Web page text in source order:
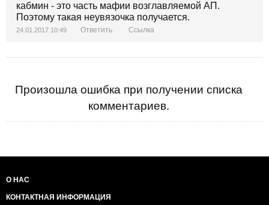
кабмин - это часть мафии возглавляемой АП.
Поэтому такая неувязочка получается.
24.01.2017 10:49 Ответить Ссылка
Произошла ошибка при получении списка
комментариев.
О НАС
КОНТАКТНАЯ ИНФОРМАЦИЯ